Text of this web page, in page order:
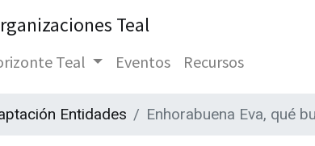
Teal
Teal Eventos Recursos
Entidades Enhorabuena Eva, qué